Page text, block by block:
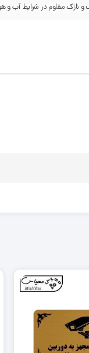
مقاوم در شرایط آب و